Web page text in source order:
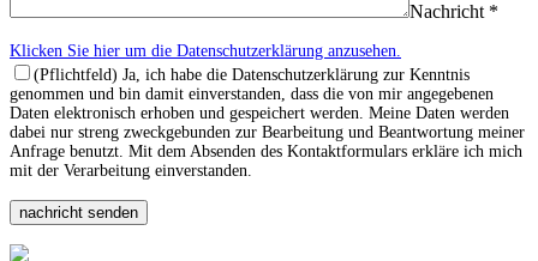
Nachricht *
Klicken Sie hier um die Datenschutzerklärung anzusehen.
(Pflichtfeld) Ja, ich habe die Datenschutzerklärung zur Kenntnis
genommen und bin damit einverstanden, dass die von mir angegebenen
Daten elektronisch erhoben und gespeichert werden. Meine Daten werden
dabei nur streng zweckgebunden zur Bearbeitung und Beantwortung meiner
Anfrage benutzt. Mit dem Absenden des Kontaktformulars erkläre ich mich
mit der Verarbeitung einverstanden.